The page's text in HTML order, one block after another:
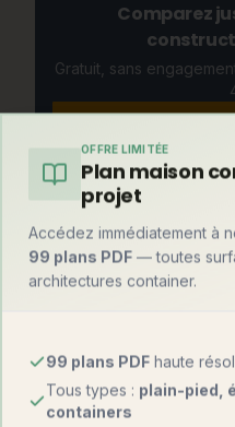
Comparez
Gratuit, sans
Et par rapport à
Mise en perspective avec
spécialité historique :
Prix au m²
1 800 –
OFFRE LIMITÉE
Plan maison
projet
Accédez immédiatement à
99 plans PDF — toutes
architectures container.
99 plans PDF haute
Tous types : plain-pied,
containers